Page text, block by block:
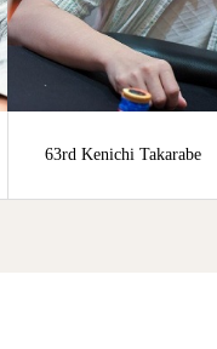
63rd Kenichi Takarabe